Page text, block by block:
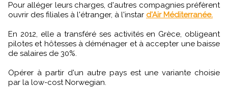
Pour alléger leurs charges, d'autres compagnies préfèrent
ouvrir des filiales à l'étranger, à l'instar d'Air Méditerranée.
En 2012, elle a transféré ses activités en Grèce, obligeant
pilotes et hôtesses à déménager et à accepter une baisse
de salaires de 30%.
Opérer à partir d'un autre pays est une variante choisie
par la low-cost Norwegian.